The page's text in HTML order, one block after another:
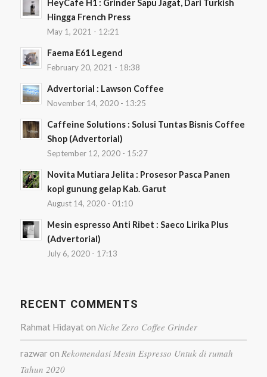
HeyCafe H1 : Grinder Sapu Jagat, Dari Turkish
Hingga French Press
May 1, 2021 - 12:21
Faema E61 Legend
February 20, 2021 - 18:38
Advertorial : Lawson Coffee
November 14, 2020 - 13:25
Caffeine Solutions : Solusi Tuntas Bisnis Coffee
Shop (Advertorial)
September 12, 2020 - 15:27
Novita Mutiara Jelita : Prosesor Pasca Panen
kopi gunung gelap Kab. Garut
August 14, 2020 - 01:10
Mesin espresso Anti Ribet : Saeco Lirika Plus
(Advertorial)
July 6, 2020 - 17:13
RECENT COMMENTS
Rahmat Hidayaton Niche Zero Coffee Grinder
razwaron Rekomendasi Mesin Espresso Untuk di rumah
Tahun 2020